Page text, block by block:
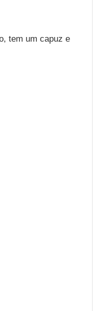
tem um capuz e